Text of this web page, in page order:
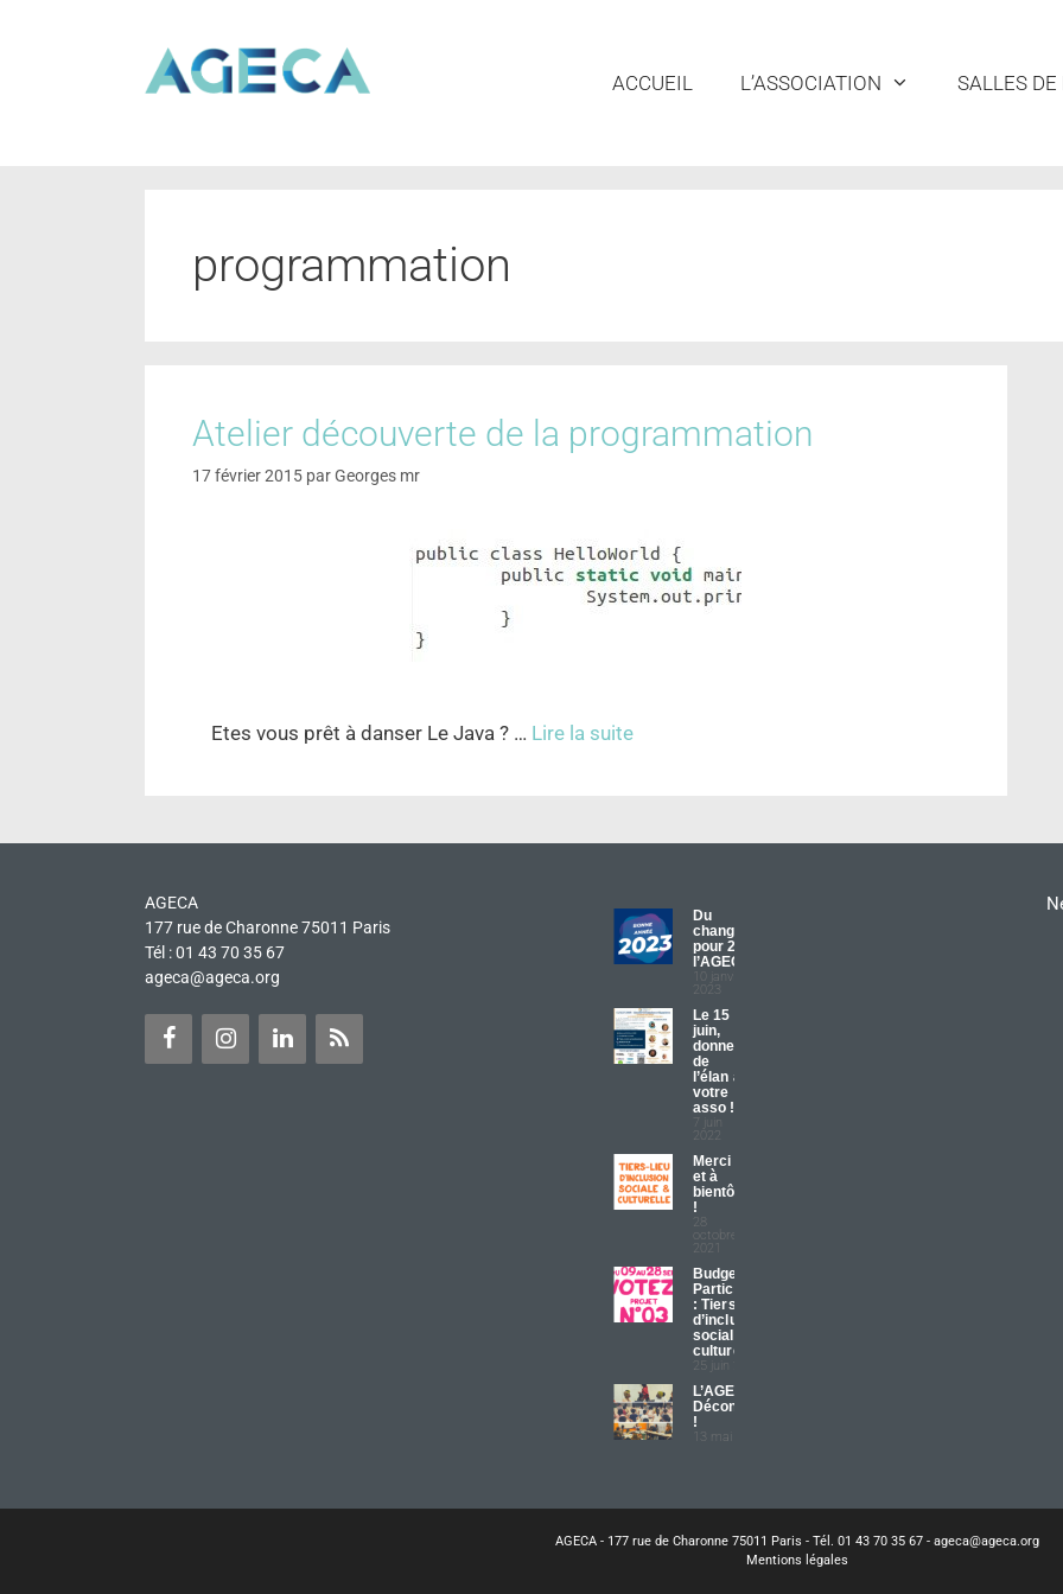
ACCUEIL L’ASSOCIATION SALLES
programmation
Atelier découverte de la programmation
17 février 2015 parGeorges mr
Etes vous prêt à danser Le Java ? … Lire la suite
AGECA
177 rue de Charonne 75011 Paris
Tél : 01 43 70 35 67
ageca@ageca.org
Du
changement
pour 2023 à
l’AGECA
10 janvier
2023
Le 15
juin,
donnez
de
l’élan à
votre
asso !
7 juin
2022
Merci
et à
bientôt
!
28
octobre
2021
Budget
Participatif
: Tiers lieu
d’inclusion
sociale et
culturelle
25 juin 2021
L’AGECA
Déconfinée
!
13 mai 2021
AGECA - 177 rue de Charonne 75011 Paris - Tél. 01 43 70 35 67 - ageca@ageca.org
Mentions légales